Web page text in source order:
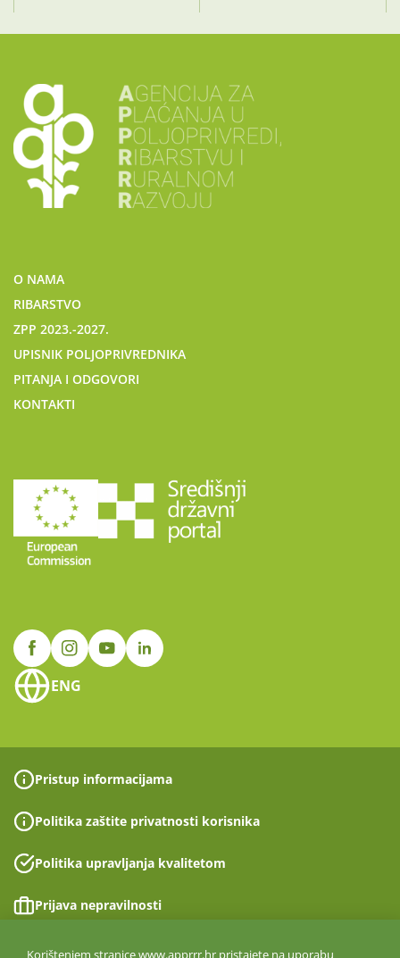
O NAMA
RIBARSTVO
ZPP 2023.-2027.
UPISNIK POLJOPRIVREDNIKA
PITANJA I ODGOVORI
KONTAKTI
ENG
Pristup informacijama
Politika zaštite privatnosti korisnika
Politika upravljanja kvalitetom
Prijava nepravilnosti
Izjava o pristupačnosti
Korištenjem stranice www.apprrr.hr pristajete na uporabu